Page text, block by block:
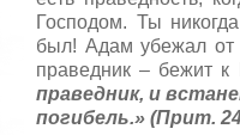
Господом. Ты
был! Адам убежал от
праведник – бежит к
праведник, и
погибель.» (Прит.